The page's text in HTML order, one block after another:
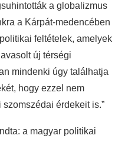
a globalizmus
a Kárpát-medencében
feltételek, amelyek
új térségi
mindenki úgy találhatja
hogy ezzel nem
érdekeit is.”
a magyar politikai